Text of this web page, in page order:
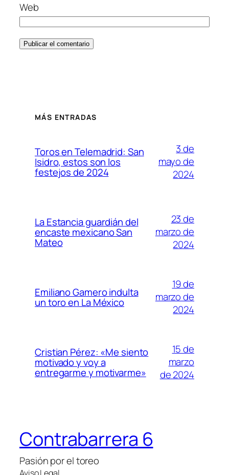
Web
MÁS ENTRADAS
Toros en Telemadrid: San
Isidro, estos son los
festejos de 2024
3 de
mayo de
2024
La Estancia guardián del
encaste mexicano San
Mateo
23 de
marzo de
2024
Emiliano Gamero indulta
un toro en La México
19 de
marzo de
2024
Cristian Pérez: «Me siento
motivado y voy a
entregarme y motivarme»
15 de
marzo
de 2024
Contrabarrera 6
Pasión por el toreo
Aviso Legal